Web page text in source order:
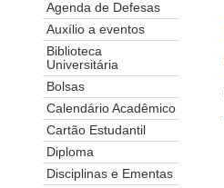
Agenda de Defesas
Auxílio a eventos
Biblioteca
Universitária
Bolsas
Calendário Acadêmico
Cartão Estudantil
Diploma
Disciplinas e Ementas